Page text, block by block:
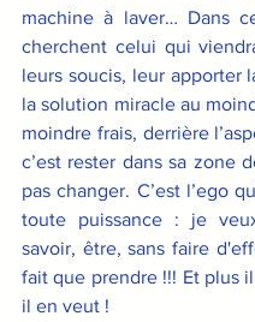
machine à laver… Dans
cherchent celui qui
leurs soucis, leur apporter
la solution miracle au
moindre frais, derrière
c’est rester dans sa zone
pas changer. C’est l’ego
toute puissance : je
savoir, être, sans faire
fait que prendre !!! Et plus
il en veut !